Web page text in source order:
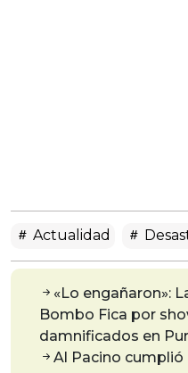
Actualidad
«Lo engañaron»:
Bombo Fica por
damnificados en
Al Pacino